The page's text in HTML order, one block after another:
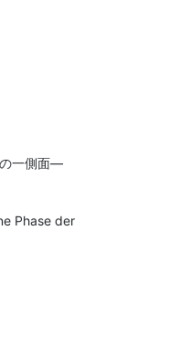
一側面―
Phase der